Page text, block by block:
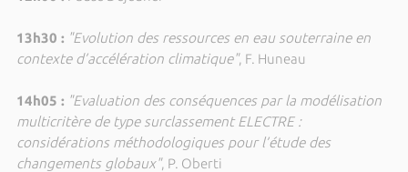
13h30 : "Evolution des ressources en eau souterraine en
contexte d’accélération climatique", F. Huneau
14h05 : "Evaluation des conséquences par la modélisation
multicritère de type surclassement ELECTRE :
considérations méthodologiques pour l’étude des
changements globaux", P. Oberti